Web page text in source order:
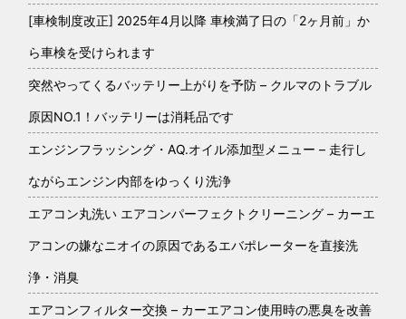
[車検制度改正] 2025年4月以降 車検満了日の「2ヶ月前」か
ら車検を受けられます
突然やってくるバッテリー上がりを予防 – クルマのトラブル
原因NO.1！バッテリーは消耗品です
エンジンフラッシング・AQ.オイル添加型メニュー – 走行し
ながらエンジン内部をゆっくり洗浄
エアコン丸洗い エアコンパーフェクトクリーニング – カーエ
アコンの嫌なニオイの原因であるエバポレーターを直接洗
浄・消臭
エアコンフィルター交換 – カーエアコン使用時の悪臭を改善